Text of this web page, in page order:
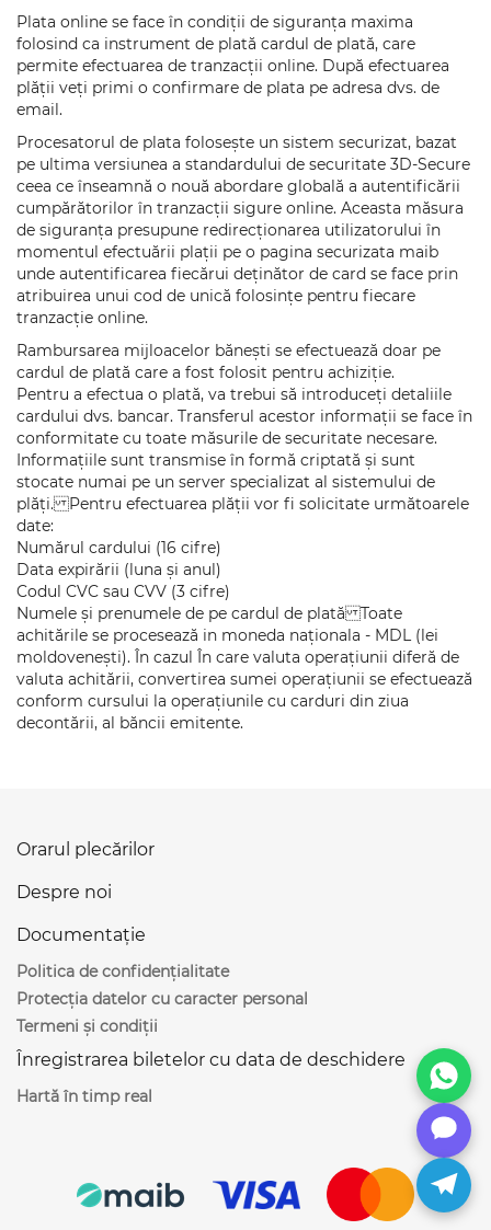
Plata online se face în condiții de siguranța maxima
folosind ca instrument de plată cardul de plată, care
permite efectuarea de tranzacții online. După efectuarea
plății veți primi o confirmare de plata pe adresa dvs. de
email.
Procesatorul de plata folosește un sistem securizat, bazat
pe ultima versiunea a standardului de securitate 3D-Secure
ceea ce înseamnă o nouă abordare globală a autentificării
cumpărătorilor în tranzacții sigure online. Aceasta măsura
de siguranța presupune redirecționarea utilizatorului în
momentul efectuării plații pe o pagina securizata maib
unde autentificarea fiecărui deținător de card se face prin
atribuirea unui cod de unică folosințe pentru fiecare
tranzacție online.
Rambursarea mijloacelor bănești se efectuează doar pe
cardul de plată care a fost folosit pentru achiziție.
Pentru a efectua o plată, va trebui să introduceți detaliile
cardului dvs. bancar. Transferul acestor informații se face în
conformitate cu toate măsurile de securitate necesare.
Informațiile sunt transmise în formă criptată și sunt
stocate numai pe un server specializat al sistemului de
plăți. Pentru efectuarea plății vor fi solicitate următoarele
date:
Numărul cardului (16 cifre)
Data expirării (luna și anul)
Codul CVC sau CVV (3 cifre)
Numele și prenumele de pe cardul de plată Toate
achitările se procesează in moneda naționala - MDL (lei
moldovenești). În cazul În care valuta operațiunii diferă de
valuta achitării, convertirea sumei operațiunii se efectuează
conform cursului la operațiunile cu carduri din ziua
decontării, al băncii emitente.
Orarul plecărilor
Despre noi
Documentație
Politica de confidențialitate
Protecția datelor cu caracter personal
Termeni și condiții
Înregistrarea biletelor cu data de deschidere
Hartă în timp real